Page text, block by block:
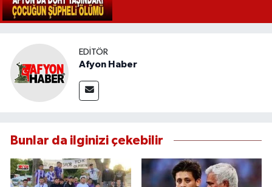
EDITÖR
Afyon Haber
Bunlar da ilginizi çekebilir